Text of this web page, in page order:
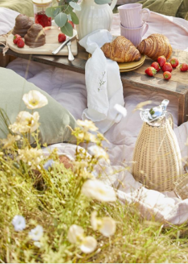
Madera
Borla “Do”
37.50€
propias y de terceros para analizar
preferencias en base a un perfil
páginas visitadas). Puede
Rechazar Personalizar